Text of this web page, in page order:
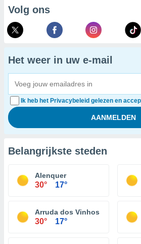
Volg ons
Het weer in uw e-mail
Ik heb het Privacybeleid gelezen en
Belangrijkste steden
Alenquer
30° 17°
Arruda dos Vinhos
30° 17°